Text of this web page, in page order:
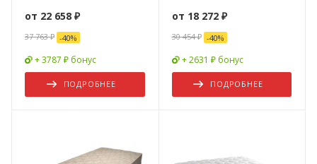
от 22 658 ₽
37 763 ₽ -40%
+ 3787 ₽ бонус
ПОДРОБНЕЕ
от 18 272 ₽
30 454 ₽ -40%
+ 2631 ₽ бонус
ПОДРОБНЕЕ